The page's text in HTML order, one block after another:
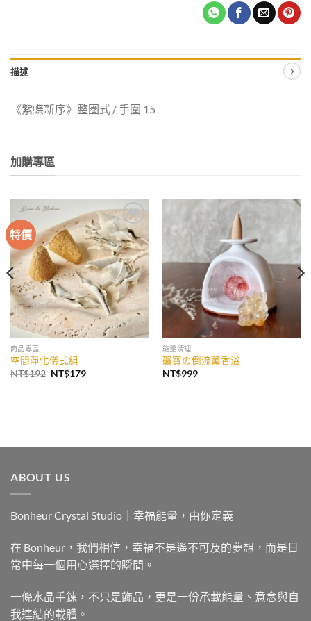
描述
《紫蝶新序》整圈式 /手圍 15
加購專區
特價
加入
收藏
商品專區
空間淨化儀式組
NT$192 原
NT$179目
收藏
能量清理
礦寶の倒流薰香浴
NT$999
ABOUT US
Bonheur Crystal Studio｜幸福能量，由你定義
在 Bonheur，我們相信，幸福不是遙不可及的夢想，而是日
常中每一個用心選擇的瞬間。
一條水晶手鍊，不只是飾品，更是一份承載能量、意念與自
我連結的載體。